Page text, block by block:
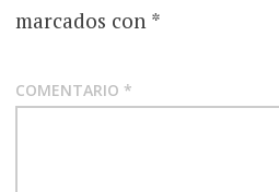
marcados con *
COMENTARIO *